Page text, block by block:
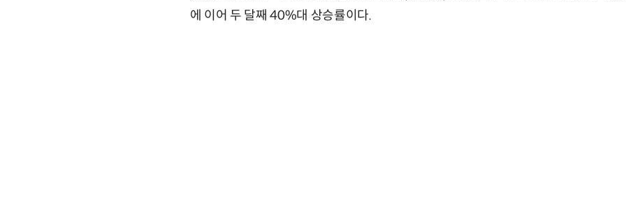
에 이어 두 달째 40%대 상승률이다.